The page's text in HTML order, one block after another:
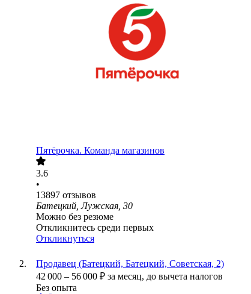
Пятёрочка. Команда магазинов
3.6
•
13897 отзывов
Батецкий, Лужская, 30
Можно без резюме
Откликнитесь среди первых
Откликнуться
Продавец (Батецкий, Батецкий, Советская, 2)
42 000 – 56 000 ₽ за месяц, до вычета налогов
Без опыта